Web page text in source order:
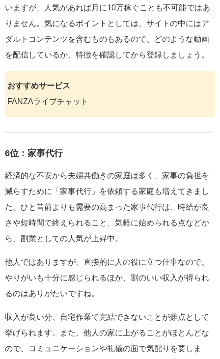
いますが、人気があれば月に10万稼ぐことも不可能ではあ
りません。気になるポイントとしては、サイトの中にはア
ダルトコンテンツを含むものもあるので、どのような動画
を配信しているか、特徴を確認してから登録しましょう。
おすすめサービス
FANZAライブチャット
6位：家事代行
経済的な不安から夫婦共働きの家庭は多く、家事の負担を
減らすために「家事代行」を依頼する家庭も増えてきまし
た。ひと昔前よりも需要の高まった家事代行は、時給が良
さや短時間で終えられること、気軽に始められる点などか
ら、副業としての人気が上昇中。
他人ではありますが、直接的に人の役に立つ仕事なので、
やりがいも十分に感じられるほか、割のいい収入が得られ
るのはありがたいですね。
収入が良い分、自宅作業で完結できないことが難点として
挙げられます。また、他人の家に上がることがほとんどな
ので、コミュニケーションや礼儀の面で気配りを要しま